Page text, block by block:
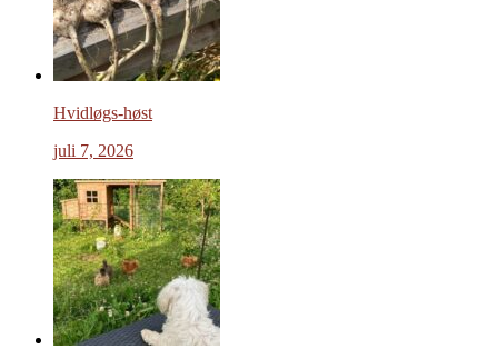
Hvidløgs-høst
juli 7, 2026